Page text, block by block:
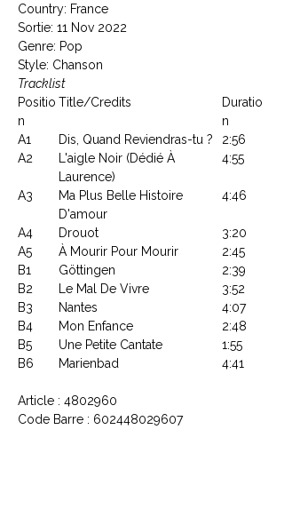
Country: France
Sortie: 11 Nov 2022
Genre: Pop
Style: Chanson
Tracklist
Positio
n
Title/Credits
Duratio
n
A1
Dis, Quand Reviendras-tu ?
2:56
A2
L'aigle Noir (Dédié À
Laurence)
4:55
A3
Ma Plus Belle Histoire
D'amour
4:46
A4 Drouot
3:20
A5
À Mourir Pour Mourir
2:45
B1
Göttingen
2:39
B2
Le Mal De Vivre
3:52
B3
Nantes
4:07
B4
Mon Enfance
2:48
B5
Une Petite Cantate
1:55
B6
Marienbad 4:41
Article : 4802960
Code Barre : 602448029607